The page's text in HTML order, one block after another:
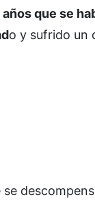
que se
o y sufrido un
se